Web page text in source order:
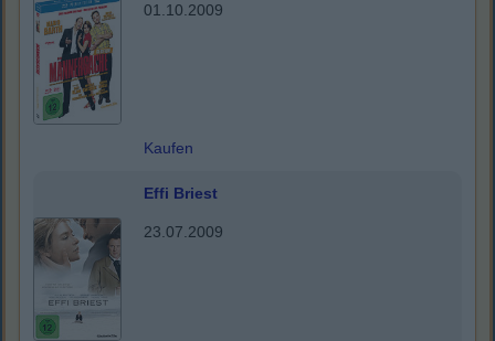
01.10.2009
Kaufen
Effi Briest
23.07.2009